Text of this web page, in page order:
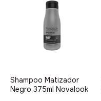
Shampoo Matizador
Negro 375ml Novalook